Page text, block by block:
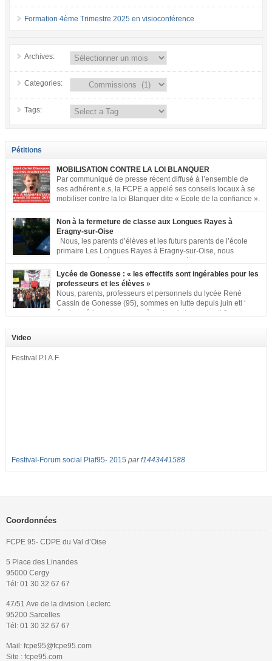
Formation 4ème Trimestre 2025 en visioconférence
Archives:
Categories:
Tags:
Pétitions
MOBILISATION CONTRE LA LOI BLANQUER
Par communiqué de presse récent diffusé à l’ensemble de
ses adhérent.e.s, la FCPE a appelé ses conseils locaux à se
mobiliser contre la loi Blanquer dite « Ecole de la confiance ».
met à votre disposition ce kit de mobilisation comprenant : 1 affiche
appelant […]
Non à la fermeture de classe aux Longues Rayes à
Eragny-sur-Oise
Nous, les parents d’élèves et les futurs parents de l’école
primaire Les Longues Rayes à Eragny-sur-Oise, nous
classe aux Longues Rayes ». Non à la dégradation continue des conditions
d’accueil et d’apprentissage de nos enfants à l’école primaire. Chaque
enfant a droit à […]
Lycée de Gonesse : « les effectifs sont ingérables pour les
professeurs et les élèves »
Nous, parents, professeurs et personnels du lycée René
Cassin de Gonesse (95), sommes en lutte depuis juin etl ‘
équipe pédagogique en grève depuis le vendredi 2
nombreuses classes de première et […]
Video
Festival P.I.A.F.
Festival-Forum social Piaf95- 2015 parf1443441588
Coordonnées
FCPE 95- CDPE du Val d’Oise
5 Place des Linandes
95000 Cergy
Tél: 01 30 32 67 67
47/51 Ave de la division Leclerc
95200 Sarcelles
Tél: 01 30 32 67 67
Mail: fcpe95@fcpe95.com
Site : fcpe95.com